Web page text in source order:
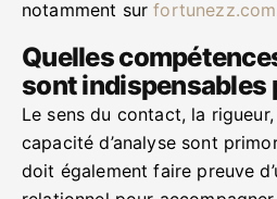
notamment surfortunezz.com
Quelles
sont indispensables
Le sens du contact, la
capacité d’analyse sont
doit également faire preuve